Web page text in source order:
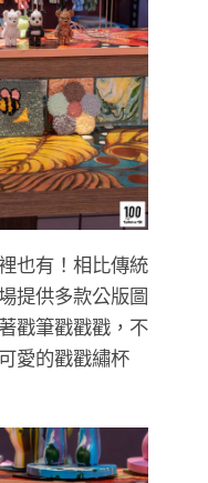
也有！相比傳統
提供多款公版圖
戳筆戳戳戳，不
愛的戳戳繡杯